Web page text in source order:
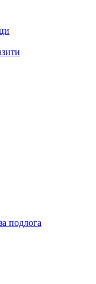
подлога